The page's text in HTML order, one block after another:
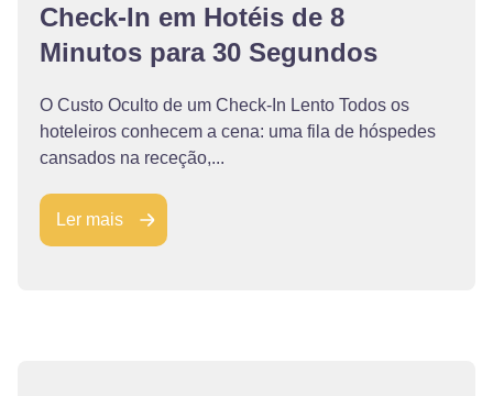
Check-In em Hotéis de 8
Minutos para 30 Segundos
O Custo Oculto de um Check-In Lento Todos os
hoteleiros conhecem a cena: uma fila de hóspedes
cansados na receção,...
Ler mais